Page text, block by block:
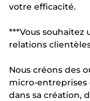
votre efficacité.
***Vous souhaitez
relations
Nous créons des
micro-entreprises
dans sa création,